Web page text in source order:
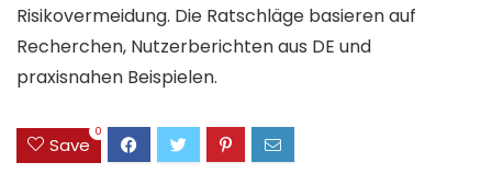
Risikovermeidung. Die Ratschläge basieren auf
Recherchen, Nutzerberichten aus DE und
praxisnahen Beispielen.
Save
0